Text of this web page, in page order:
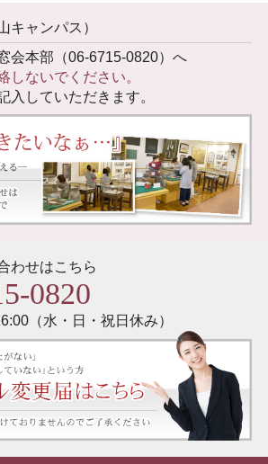
キャンパス）
会本部（06-6715-0820）へ
ないでください。
入していただきます。
わせはこちら
0820
（水・日・祝日休み）